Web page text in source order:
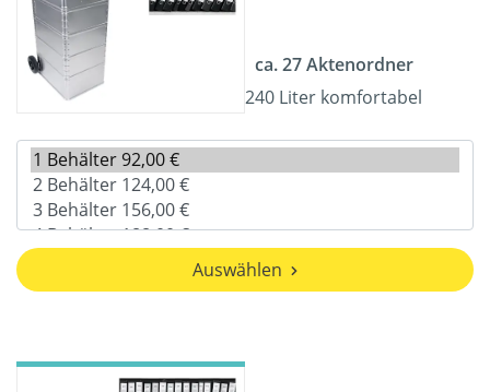
ca. 27 Aktenordner
240 Liter komfortabel
Auswählen